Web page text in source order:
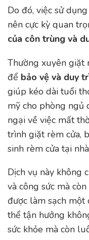
Do đó, việc sử
nên cực kỳ quan
của côn trùng và
Thường xuyên giặt
để bảo vệ và duy
giúp kéo dài tuổi
mỹ cho phòng ngủ
ngại về việc mất
trình giặt rèm cửa,
sinh rèm cửa tại
Dịch vụ này không
và công sức mà
được làm sạch một
thể tận hưởng
sức khỏe mà còn